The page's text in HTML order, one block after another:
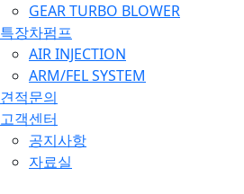
GEAR TURBO BLOWER
특장차펌프
AIR INJECTION
ARM/FEL SYSTEM
견적문의
고객센터
공지사항
자료실